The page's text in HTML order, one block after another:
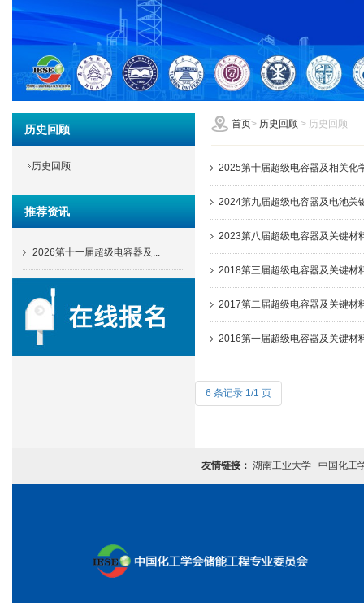
首页> 历史回顾 > 历史回顾
历史回顾
历史回顾
推荐资讯
2026第十一届超级电容器及...
2025第十届超级电容器及相关化
2024第九届超级电容器及电池关
2023第八届超级电容器及关键材
2018第三届超级电容器及关键材
2017第二届超级电容器及关键材
2016第一届超级电容器及关键材
6 条记录 1/1 页
友情链接： 湖南工业大学 中国化工